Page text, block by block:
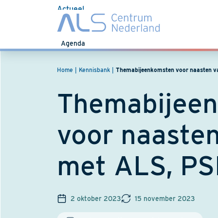
Actueel
Nieuws
Agenda
Home Kennisbank Themabijeenkomsten voor naasten
voor
met ALS,
2 oktober 2023 15 november 2023